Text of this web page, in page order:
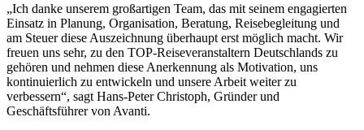
„Ich danke unserem großartigen Team, das mit seinem engagierten
Einsatz in Planung, Organisation, Beratung, Reisebegleitung und
am Steuer diese Auszeichnung überhaupt erst möglich macht. Wir
freuen uns sehr, zu den TOP-Reiseveranstaltern Deutschlands zu
gehören und nehmen diese Anerkennung als Motivation, uns
kontinuierlich zu entwickeln und unsere Arbeit weiter zu
verbessern“, sagt Hans-Peter Christoph, Gründer und
Geschäftsführer von Avanti.